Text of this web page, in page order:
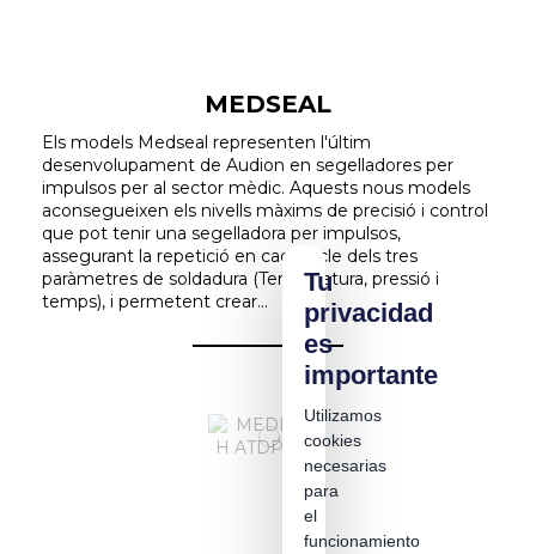
MEDSEAL
Els models Medseal representen l'últim
desenvolupament de Audion en segelladores per
impulsos per al sector mèdic. Aquests nous models
aconsegueixen els nivells màxims de precisió i control
que pot tenir una segelladora per impulsos,
assegurant la repetició en cada cicle dels tres
paràmetres de soldadura (Temperatura, pressió i
temps), i permetent crear...
Tu
privacidad
es
importante
Utilizamos
cookies
necesarias
para
el
funcionamiento